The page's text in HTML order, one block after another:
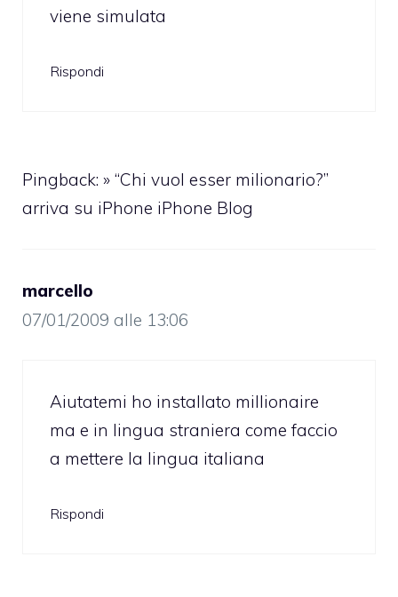
viene simulata
Rispondi
Pingback: » “Chi vuol esser milionario?”
arriva su iPhone iPhone Blog
marcello
07/01/2009 alle 13:06
Aiutatemi ho installato millionaire
ma e in lingua straniera come faccio
a mettere la lingua italiana
Rispondi